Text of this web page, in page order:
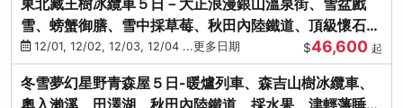
雪、螃蟹御膳、雪中採草莓、秋田內陸鐵道、頂級懷石料
理、松島遊船
12/01, 12/02, 12/03, 12/04 ...更多日期 $46,600 起
冬雪夢幻星野青森屋５日-暖爐列車、森吉山樹冰纜車、